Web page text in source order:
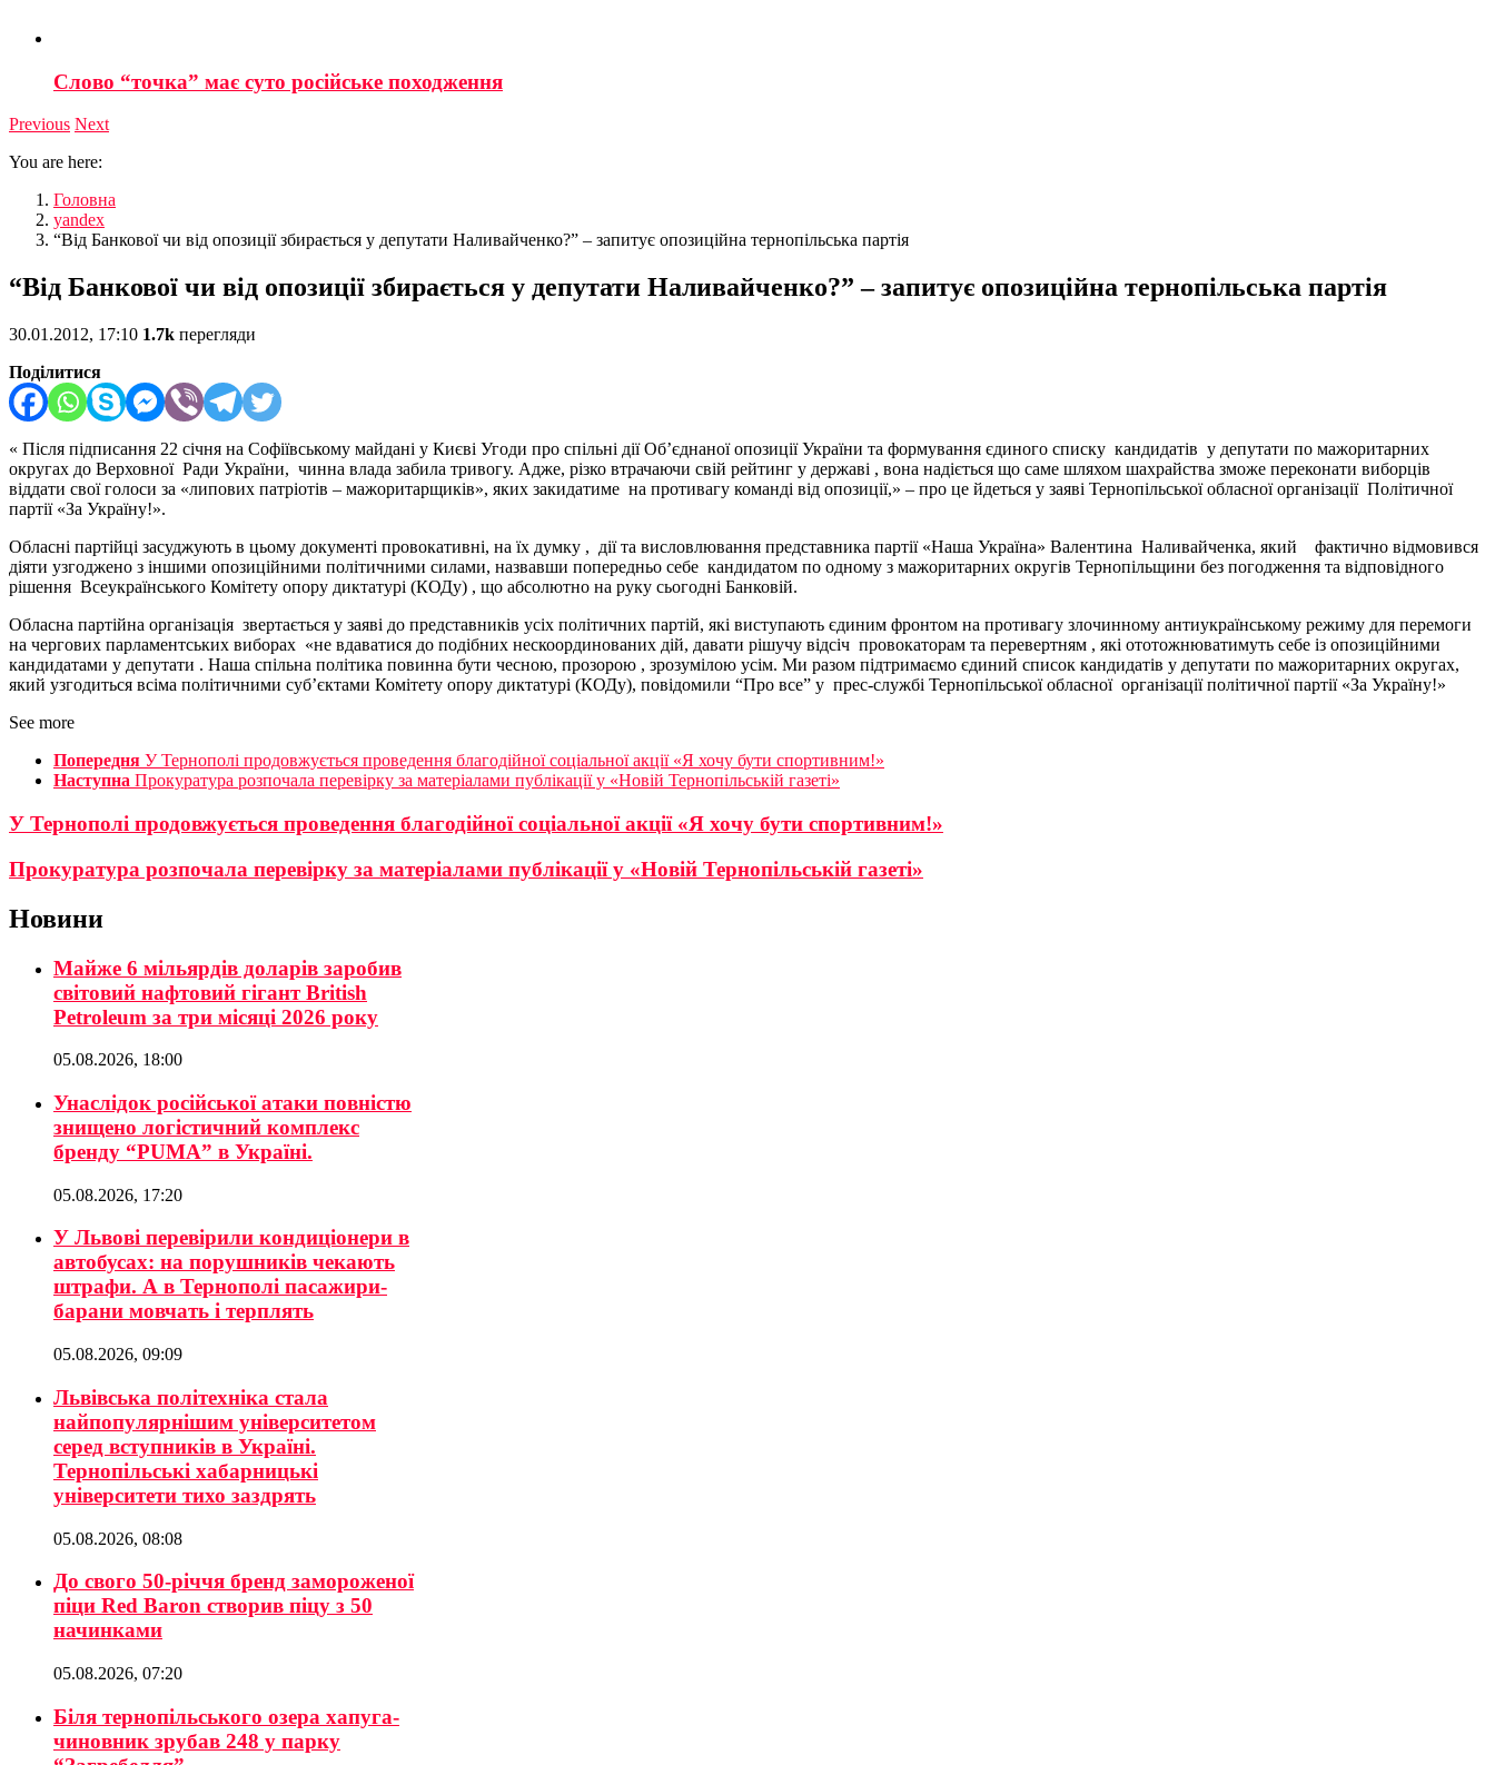
Слово “точка” має суто російське походження
Previous Next
You are here:
Головна
yandex
“Від Банкової чи від опозиції збирається у депутати Наливайченко?” – запитує опозиційна тернопільська партія
“Від Банкової чи від опозиції збирається у депутати Наливайченко?” – запитує опозиційна тернопільська партія
30.01.2012, 17:10 1.7k перегляди
Поділитися
« Після підписання 22 січня на Софіївському майдані у Києві Угоди про спільні дії Об’єднаної опозиції України та формування єдиного списку кандидатів у депутати по мажоритарних
округах до Верховної Ради України, чинна влада забила тривогу. Адже, різко втрачаючи свій рейтинг у державі , вона надіється що саме шляхом шахрайства зможе переконати виборців
віддати свої голоси за «липових патріотів – мажоритарщиків», яких закидатиме на противагу команді від опозиції,» – про це йдеться у заяві Тернопільської обласної організації Політичної
партії «За Україну!».
Обласні партійці засуджують в цьому документі провокативні, на їх думку , дії та висловлювання представника партії «Наша Україна» Валентина Наливайченка, який фактично відмовився
діяти узгоджено з іншими опозиційними політичними силами, назвавши попередньо себе кандидатом по одному з мажоритарних округів Тернопільщини без погодження та відповідного
рішення Всеукраїнського Комітету опору диктатурі (КОДу) , що абсолютно на руку сьогодні Банковій.
Обласна партійна організація звертається у заяві до представників усіх політичних партій, які виступають єдиним фронтом на противагу злочинному антиукраїнському режиму для перемоги
на чергових парламентських виборах «не вдаватися до подібних нескоординованих дій, давати рішучу відсіч провокаторам та перевертням , які ототожнюватимуть себе із опозиційними
кандидатами у депутати . Наша спільна політика повинна бути чесною, прозорою , зрозумілою усім. Ми разом підтримаємо єдиний список кандидатів у депутати по мажоритарних округах,
який узгодиться всіма політичними суб’єктами Комітету опору диктатурі (КОДу), повідомили “Про все” у прес-службі Тернопільської обласної організації політичної партії «За Україну!»
See more
Попередня У Тернополі продовжується проведення благодійної соціальної акції «Я хочу бути спортивним!»
Наступна Прокуратура розпочала перевірку за матеріалами публікації у «Новій Тернопільській газеті»
У Тернополі продовжується проведення благодійної соціальної акції «Я хочу бути спортивним!»
Прокуратура розпочала перевірку за матеріалами публікації у «Новій Тернопільській газеті»
Новини
Майже 6 мільярдів доларів заробив
світовий нафтовий гігант British
Petroleum за три місяці 2026 року
05.08.2026, 18:00
Унаслідок російської атаки повністю
знищено логістичний комплекс
бренду “PUMA” в Україні.
05.08.2026, 17:20
У Львові перевірили кондиціонери в
автобусах: на порушників чекають
штрафи. А в Тернополі пасажири-
барани мовчать і терплять
05.08.2026, 09:09
Львівська політехніка стала
найпопулярнішим університетом
серед вступників в Україні.
Тернопільські хабарницькі
університети тихо заздрять
05.08.2026, 08:08
До свого 50-річчя бренд замороженої
піци Red Baron створив піцу з 50
начинками
05.08.2026, 07:20
Біля тернопільського озера хапуга-
чиновник зрубав 248 у парку